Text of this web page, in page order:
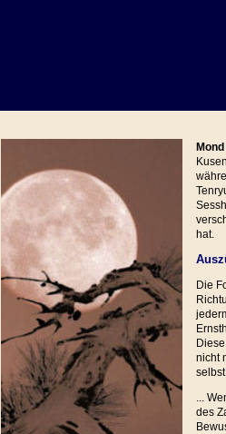
hat.
Die
nicht
...
des